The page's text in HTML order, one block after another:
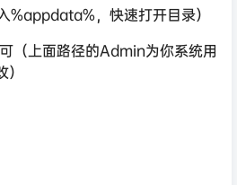
%appdata%，快速打开目录）
（上面路径的Admin为你系统用